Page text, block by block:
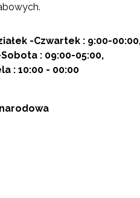
-Czwartek : 9:00-00:00
: 09:00-05:00
: 10:00 - 00:00